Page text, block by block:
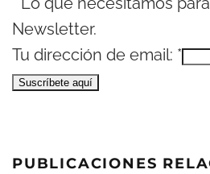
Newsletter.
Tu dirección de email: *
PUBLICACIONES